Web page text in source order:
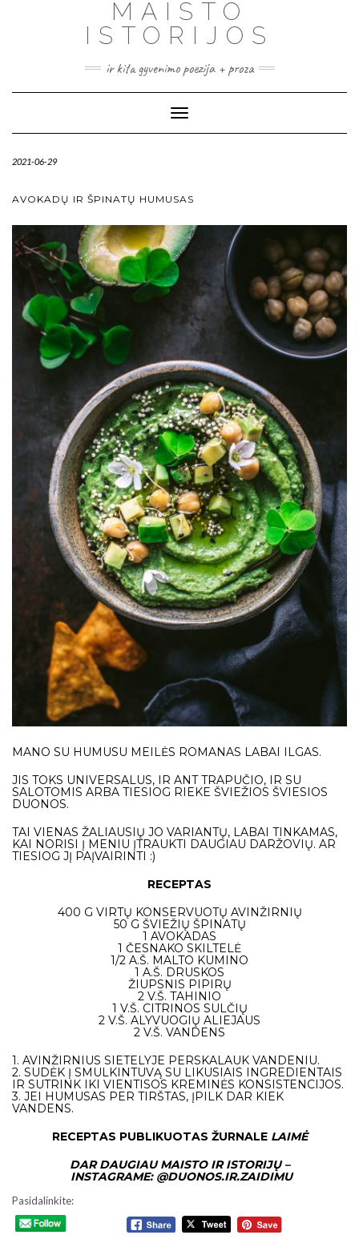
MAISTO
ISTORIJOS
ir kita gyvenimo poezija + proza
Toggle
Navigation
2021-06-29
AVOKADŲ IR ŠPINATŲ HUMUSAS
MANO SU HUMUSU MEILĖS ROMANAS LABAI ILGAS.
JIS TOKS UNIVERSALUS, IR ANT TRAPUČIO, IR SU
SALOTOMIS ARBA TIESIOG RIEKE ŠVIEŽIOS ŠVIESIOS
DUONOS.
TAI VIENAS ŽALIAUSIŲ JO VARIANTŲ, LABAI TINKAMAS,
KAI NORISI Į MENIU ĮTRAUKTI DAUGIAU DARŽOVIŲ. AR
TIESIOG JĮ PAĮVAIRINTI :)
RECEPTAS
400 G VIRTŲ KONSERVUOTŲ AVINŽIRNIŲ
50 G ŠVIEŽIŲ ŠPINATŲ
1 AVOKADAS
1 ČESNAKO SKILTELĖ
1/2 A.Š. MALTO KUMINO
1 A.Š. DRUSKOS
ŽIUPSNIS PIPIRŲ
2 V.Š. TAHINIO
1 V.Š. CITRINOS SULČIŲ
2 V.Š. ALYVUOGIŲ ALIEJAUS
2 V.Š. VANDENS
1. AVINŽIRNIUS SIETELYJE PERSKALAUK VANDENIU.
2. SUDĖK Į SMULKINTUVĄ SU LIKUSIAIS INGREDIENTAIS
IR SUTRINK IKI VIENTISOS KREMINĖS KONSISTENCIJOS.
3. JEI HUMUSAS PER TIRŠTAS, ĮPILK DAR KIEK
VANDENS.
RECEPTAS PUBLIKUOTAS ŽURNALE LAIMĖ
DAR DAUGIAU MAISTO IR ISTORIJŲ –
INSTAGRAME: @DUONOS.IR.ZAIDIMU
Pasidalinkite: